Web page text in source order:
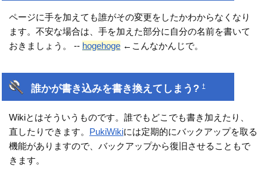
ページに手を加えても誰がその変更をしたかわからなくなり
ます。不安な場合は、手を加えた部分に自分の名前を書いて
おきましょう。 -- hogehoge ←こんなかんじで。
誰かが書き込みを書き換えてしまう?†
Wikiとはそういうものです。誰でもどこでも書き加えたり、
直したりできます。 PukiWikiには定期的にバックアップを取る
機能がありますので、バックアップから復旧させることもで
きます。